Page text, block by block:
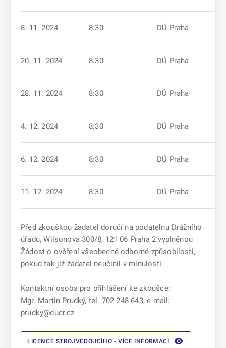
8. 11. 2024 8:30 DÚ Praha
20. 11. 2024 8:30 DÚ Praha
28. 11. 2024 8:30 DÚ Praha
4. 12. 2024 8:30 DÚ Praha
6. 12. 2024 8:30 DÚ Praha
11. 12. 2024 8:30 DÚ Praha
Před zkouškou žadatel doručí na podatelnu Drážního
úřadu, Wilsonova 300/8, 121 06 Praha 2 vyplněnou
Žádost o ověření všeobecné odborné způsobilosti,
pokud tak již žadatel neučinil v minulosti.
Kontaktní osoba pro přihlášení ke zkoušce:
Mgr. Martin Prudký, tel. 702 248 643, e-mail:
prudky@ducr.cz
LICENCE STROJVEDOUCÍHO - VÍCE INFORMACÍ